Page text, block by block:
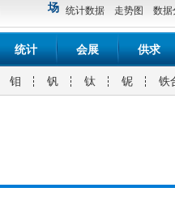
场 统计数据
走势图 数据
统计 会展 供求
钼 钒 钛 铌 铁